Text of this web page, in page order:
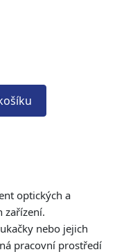
optických a
zařízení.
nebo jejich
pracovní prostředí